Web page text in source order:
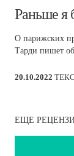
Раньше я
О парижских
Тарди пишет
20.10.2022
ЕЩЕ